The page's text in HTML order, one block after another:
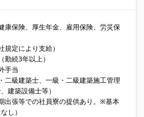
康保険、厚生年金、雇用保険、労災保
規定により支給）
勤続3年以上）
手当
二級建築士、一級・二級建築施工管理
建築設備士等）
出張等での社員寮の提供あり。※基本
し）